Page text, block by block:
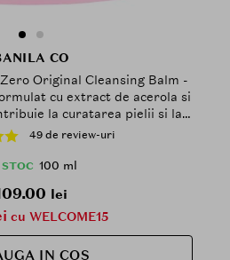
CO
Original Cleansing Balm -
cu extract de acerola si
la curatarea pielii si la
tenului - 100 ml
49 de review-uri
100 ml
lei
cu WELCOME15
IN COS